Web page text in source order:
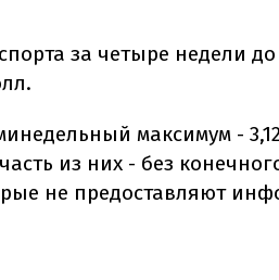
за четыре недели до
максимум -
из них - без
не предоставляют